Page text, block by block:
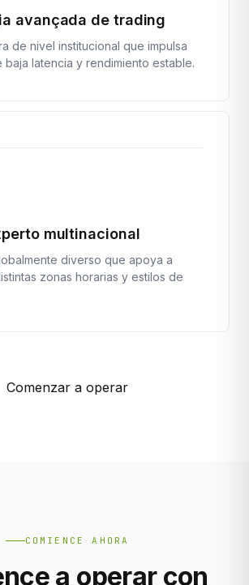
avançada de trading
de nivel institucional que impulsa
latencia y rendimiento estable.
multinacional
diverso que apoya a
zonas horarias y estilos de
Comenzar a operar
COMIENCE AHORA
a operar con